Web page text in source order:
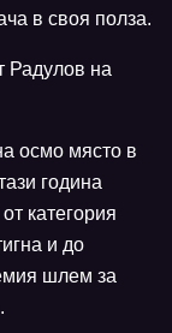
в своя полза.
Радулов на
осмо място в
година
категория
и до
шлем за